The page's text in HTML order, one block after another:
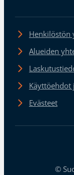
Henkilöstön
Alueiden
Käyttöehdot
Evästeet
©